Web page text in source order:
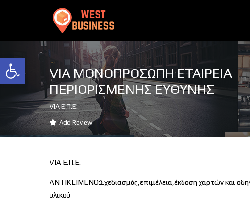
Ανοίξτε τη γραμμή εργαλείων
VIA ΜΟΝΟΠΡΟΣΩΠΗ ΕΤΑΙΡΕΙΑ
ΠΕΡΙΟΡΙΣΜΕΝΗΣ ΕΥΘΥΝΗΣ
VIA Ε.Π.Ε.
Add Review
VIA Ε.Π.Ε.
ΑΝΤΙΚΕΙΜΕΝΟ:Σχεδιασμός,επιμέλεια,έκδοση χαρτών και
υλικού